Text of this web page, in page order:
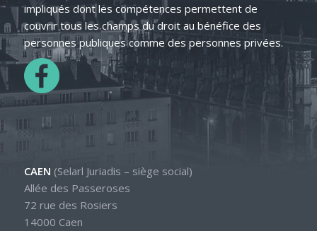
impliqués dont les compétences permettent de
couvrir tous les champs du droit au bénéfice des
personnes publiques comme des personnes privées.
CAEN (Selarl Juriadis – siège social)
Allée des Passeroses
72 rue des Rosiers
14000 Caen